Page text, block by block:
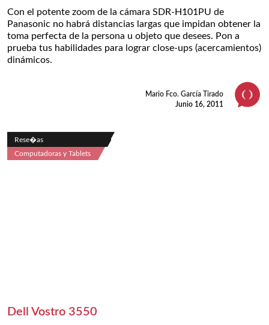
Con el potente zoom de la cámara SDR-H101PU de
Panasonic no habrá distancias largas que impidan obtener la
toma perfecta de la persona u objeto que desees. Pon a
prueba tus habilidades para lograr close-ups (acercamientos)
dinámicos.
Mario Fco. García Tirado
Junio 16, 2011
Rese�as
Computadoras y Tablets
Dell Vostro 3550